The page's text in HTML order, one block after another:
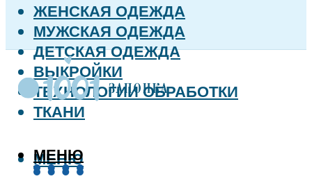
ЖЕНСКАЯ ОДЕЖДА
МУЖСКАЯ ОДЕЖДА
ДЕТСКАЯ ОДЕЖДА
ВЫКРОЙКИ
ТЕХНОЛОГИИ ОБРАБОТКИ
ТКАНИ
МЕНЮ
МЕНЮ